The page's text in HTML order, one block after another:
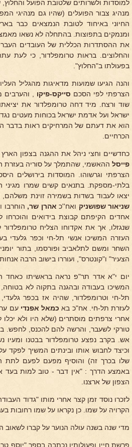
למוסדות ולשרותים שלטובת הפועל
מנהיג צבור הפועלים (שהיו גם מנהיגי
החיוני באיחוד לטובת הנמצאים כבר
ומנמקים בתפוצות. בהתחלה לא נשאו
את ההסתדרות הכללית של העובדים
והחלוצים. בראות טרומפלדור, כי לעת
בפעולתו ב"החלוץ".
והנה הגיעו שמועות מדאיגות מהגליל
הצרפתי לפי הסכם סייקס-פיקו , והערבים
שוד ורצח. מיד דחה טרומפלדור את
ישראל ועל אדמת ישראל בכוחות מעטים
הוא את דעתם של המרחיקים ראות בדבר
הכרחיים.
כחדשיים וחצי ניהל את ההגנה בצפון
פייסל ההאשמי, שהתמלך על סוריה בעזרת
הצרפתי וגרשוהו. המוסדות בירושלים
בלתי-מספקת. בתנאים קשים שמרו מגיני
יצאו לעבוד בשדות בשמירה זוינת
שניאור שפושניק ואח''כ אהרן שר, הוחרבו
אחדים הקיפתם קבוצת בידואים
שנגזלו, אך את אקדוחו הצליח
העזרה המשיכו אנשי תל-חי וכפר גלעדי
השחר ומשם לתלאביב ופורסמו, בתור
הצעיר" ו"קונטרס", ועוררו בישוב הרבה
יום י"א אדר תר"פ נראה בראשיתו כאחד
המשיכו בעבודה ובהגנה בתקוה לא
תל-חי וטרומפלדור, שהיה אז בכפר גלעדי,
לעזרת תל-חי. אח"כ באכמאל אפנדי עם
אחרי צרפתים מוסתרים (שלא היו ולא
טורקי לשעבר, והרשה להם להכנס, לחפש.
אש. בקרב נפצע טרומפלדור בבטנו ומעיו
וכיצד לחבוש אותו ובינתים המשיך
שלו בכרך זה) והוסיף מפעם לפעם לתת
באמצע הדרך : "אין דבר - טוב למות בעד
הצפון של ארצנו.
לזכרו נוסד זמן קצר אחרי מותו "גדוד
הקרויה על שמו. כן נקראו על שמו רחובות
מדי שנה בשנה עולה הנוער על קברו לשאוב
פרשת חייו ופעולותיו נכתבה בספר "יוסף